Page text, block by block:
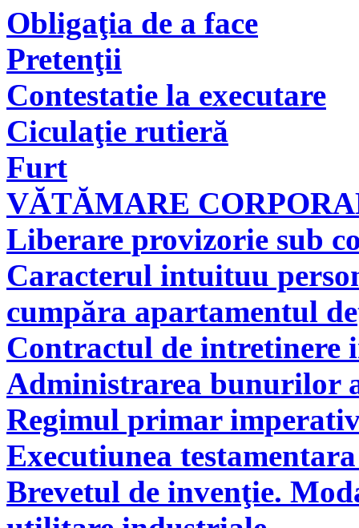
Obligaţia de a face
Pretenţii
Contestatie la executare
Ciculaţie rutieră
Furt
VĂTĂMARE
Liberare provizorie sub
Caracterul intuituu
cumpăra apartamentul
Contractul de intretinere
Administrarea bunurilor
Regimul primar
Executiunea
Brevetul de invenţie.